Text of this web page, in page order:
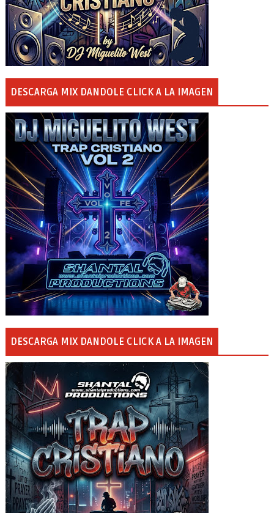
DESCARGA MIX DANDOLE CLICK A LA IMAGEN
DESCARGA MIX DANDOLE CLICK A LA IMAGEN